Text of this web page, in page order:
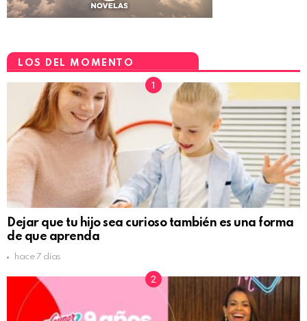
LOS DEL MOMENTO
Dejar que tu hijo sea curioso también es una forma
de que aprenda
hace 7 días